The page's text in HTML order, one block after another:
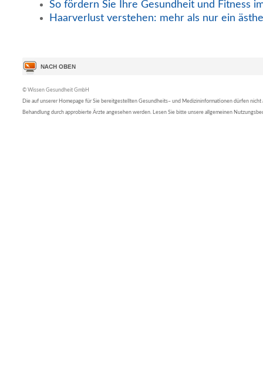
So fördern Sie Ihre Gesundheit und Fitness
Haarverlust verstehen: mehr als nur ein
© Wissen Gesundheit GmbH
Die auf unserer Homepage für Sie bereitgestellten Gesundheits– und Medizininformationen dürfen nicht
Behandlung durch approbierte Ärzte angesehen werden. Lesen Sie bitte unsere allgemeinen